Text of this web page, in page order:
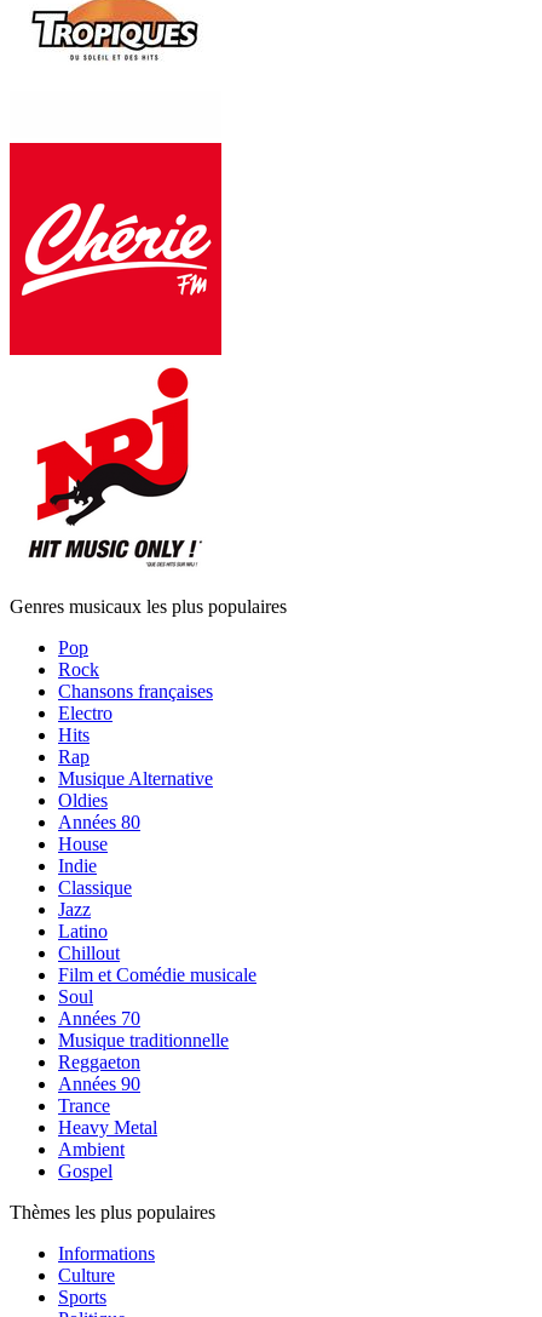
Genres musicaux les plus populaires
Pop
Rock
Chansons françaises
Electro
Hits
Rap
Musique Alternative
Oldies
Années 80
House
Indie
Classique
Jazz
Latino
Chillout
Film et Comédie musicale
Soul
Années 70
Musique traditionnelle
Reggaeton
Années 90
Trance
Heavy Metal
Ambient
Gospel
Thèmes les plus populaires
Informations
Culture
Sports